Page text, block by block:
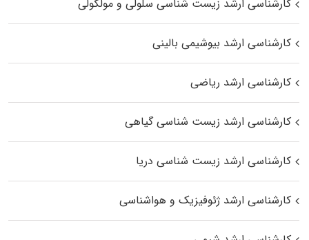
کارشناسی ارشد زیست شناسی سلولی و مولکولی
کارشناسی ارشد بیوشیمی بالینی
کارشناسی ارشد ریاضی
کارشناسی ارشد زیست‌ شناسی گیاهی
کارشناسی ارشد زیست‌ شناسی دریا
کارشناسی ارشد ژئوفیزیک و هواشناسی